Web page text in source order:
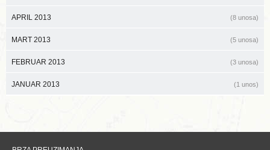
APRIL 2013 (8 unosa)
MART 2013 (5 unosa)
FEBRUAR 2013 (3 unosa)
JANUAR 2013 (1 unos)